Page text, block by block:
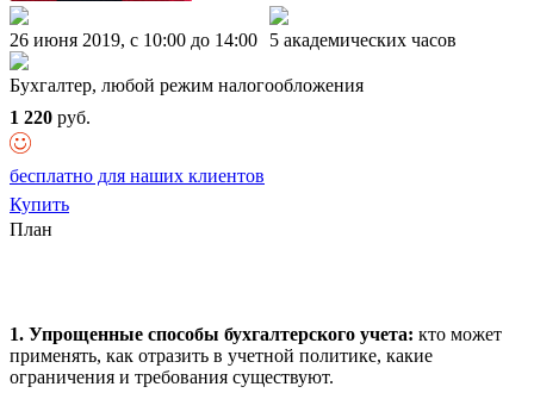
26 июня 2019, c 10:00 до 14:00 5 академических часов
Бухгалтер, любой режим налогообложения
1 220 руб.
бесплатно для наших клиентов
Купить
План
1. Упрощенные способы бухгалтерского учета: кто может
применять, как отразить в учетной политике, какие
ограничения и требования существуют.